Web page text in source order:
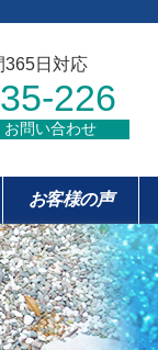
365日対応
226
お問い合わせ
お客様の声